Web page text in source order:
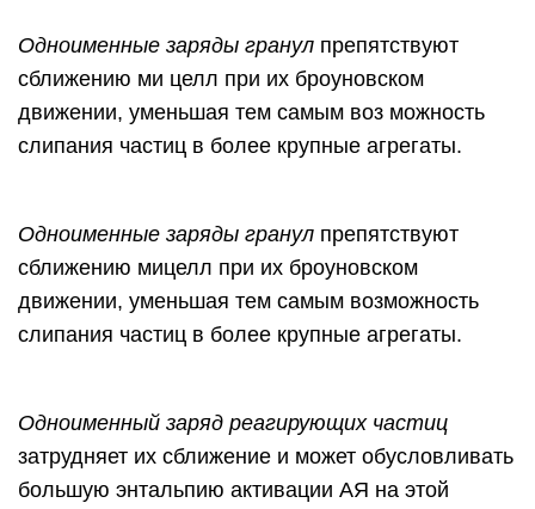
Одноименные заряды гранул препятствуют
сближению ми целл при их броуновском
движении, уменьшая тем самым воз можность
слипания частиц в более крупные агрегаты.
Одноименные заряды гранул препятствуют
сближению мицелл при их броуновском
движении, уменьшая тем самым возможность
слипания частиц в более крупные агрегаты.
Одноименный заряд реагирующих частиц
затрудняет их сближение и может обусловливать
большую энтальпию активации АЯ на этой